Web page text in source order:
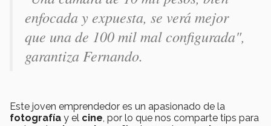
enfocada y expuesta, se verá mejor
que una de 100 mil mal configurada",
garantiza Fernando.
Este joven emprendedor es un apasionado de la
fotografía y el cine , por lo que nos comparte tips para